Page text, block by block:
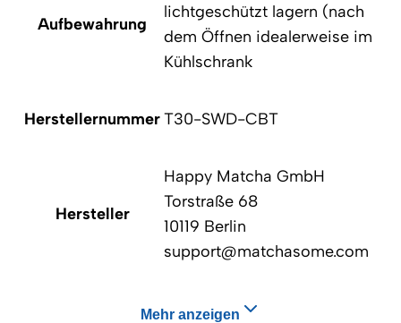
Aufbewahrung
lichtgeschützt lagern (nach
dem Öffnen idealerweise im
Kühlschrank
HerstellernummerT30-SWD-CBT
Hersteller
Happy Matcha GmbH
Torstraße 68
10119 Berlin
support@matchasome.com
Mehr anzeigen